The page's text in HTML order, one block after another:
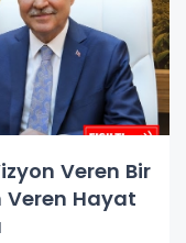
Veren Bir
Veren Hayat